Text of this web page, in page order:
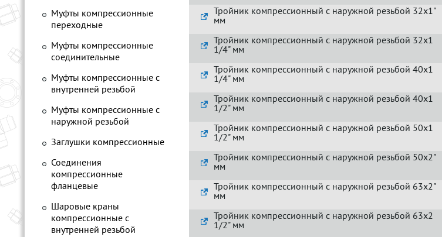
Тройник компрессионный с наружной резьбой 32x1"
мм
Тройник компрессионный с наружной резьбой 32x1
1/4" мм
Тройник компрессионный с наружной резьбой 40x1
1/4" мм
Тройник компрессионный с наружной резьбой 40x1
1/2" мм
Тройник компрессионный с наружной резьбой 50x1
1/2" мм
Тройник компрессионный с наружной резьбой 50x2"
мм
Тройник компрессионный с наружной резьбой 63x2"
мм
Тройник компрессионный с наружной резьбой 63x2
1/2" мм
Муфты компрессионные
переходные
Муфты компрессионные
соединительные
Муфты компрессионные с
внутренней резьбой
Муфты компрессионные с
наружной резьбой
Заглушки компрессионные
Соединения
компрессионные
фланцевые
Шаровые краны
компрессионные с
внутренней резьбой